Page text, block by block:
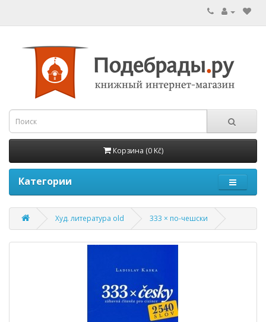
Корзина (0 Kč)
Категории
Худ. литература old 333 × по-чешски